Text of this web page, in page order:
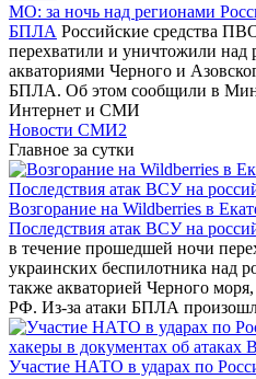
МО: за ночь над регионами
БПЛА Российские средства
перехватили и уничтожили
акваториями Черного и
БПЛА. Об этом сообщили в
Интернет и СМИ
Новости СМИ2
Главное за сутки
Возгорание на Wildberries в
Последствия атак ВСУ на
в течение прошедшей ночи
украинских беспилотника над
также акваторией Черного
РФ. Из-за атаки БПЛА
Участие НАТО в ударах по